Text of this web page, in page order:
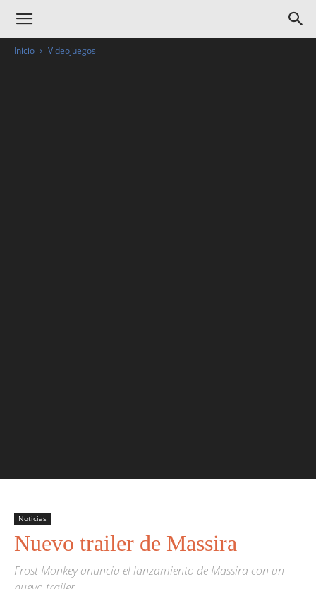
Inicio Videojuegos
Noticias
Nuevo trailer de Massira
Frost Monkey anuncia el lanzamiento de Massira con un